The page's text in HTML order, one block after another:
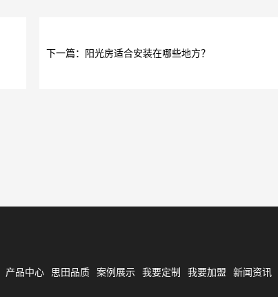
下一篇：阳光房适合安装在哪些地方？
产品中心 思田品质 案例展示 我要定制 我要加盟 新闻资讯